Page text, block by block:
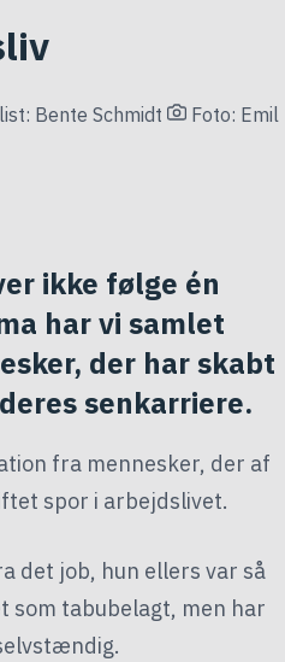
Bente Schmidt
Foto: Emil
ikke følge én
har vi samlet
der har skabt
senkarriere.
fra mennesker, der af
spor i arbejdslivet.
det job, hun ellers var så
som tabubelagt, men har